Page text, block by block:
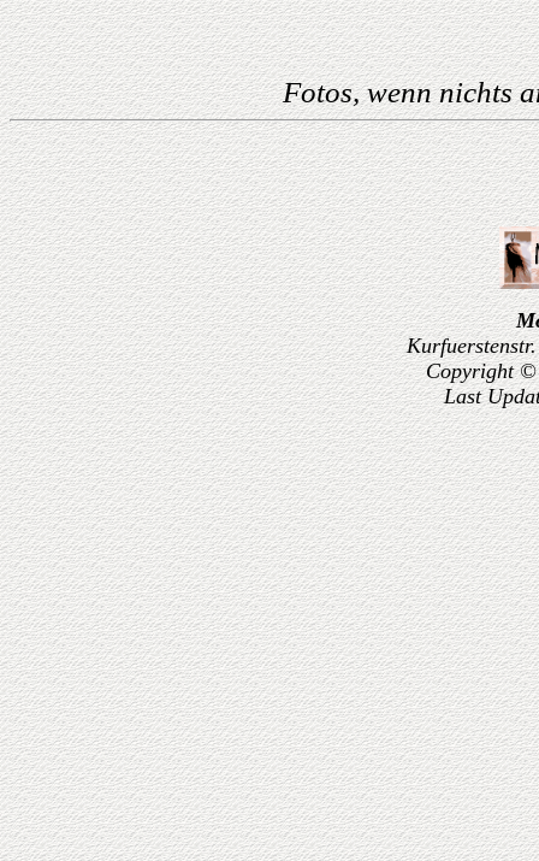
Fotos, wenn nichts
Copyright ©
Last